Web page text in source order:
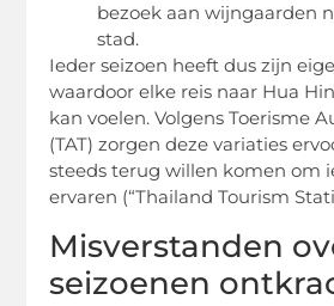
bezoek aan wijngaarden
stad.
Ieder seizoen heeft dus zijn
waardoor elke reis naar Hua
kan voelen. Volgens Toerisme
(TAT) zorgen deze variaties
steeds terug willen komen om
ervaren (“Thailand Tourism
Misverstanden
seizoenen